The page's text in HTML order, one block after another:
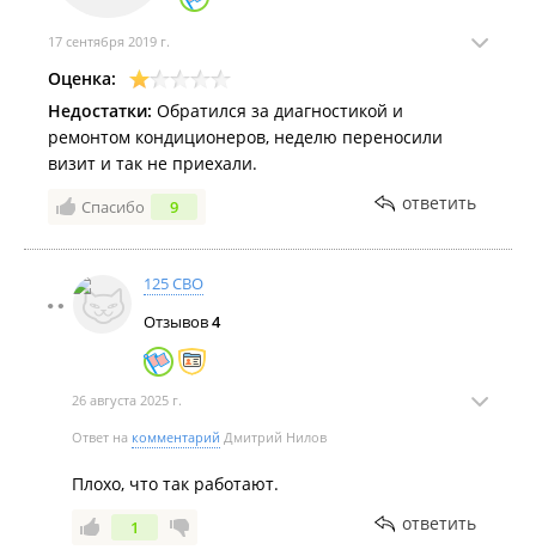
17 сентября 2019 г.
Оценка:
Недостатки: Обратился за диагностикой и
ремонтом кондиционеров, неделю переносили
визит и так не приехали.
Спасибо 9 ответить
125 СВО
Отзывов4
26 августа 2025 г.
Ответ на комментарий Дмитрий Нилов
Плохо, что так работают.
1 ответить